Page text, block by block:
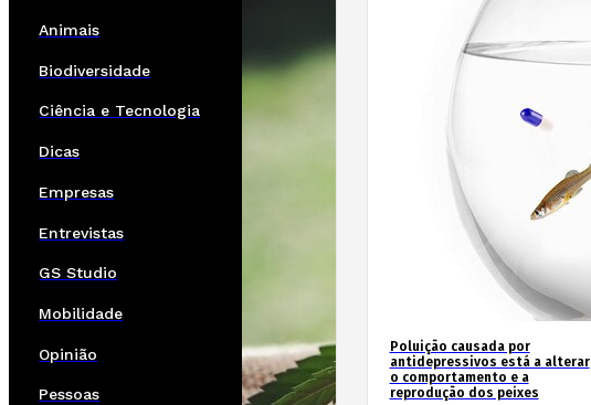
Animais
Biodiversidade
Ciência e Tecnologia
Dicas
Empresas
Entrevistas
GS Studio
Mobilidade
Opinião
Pessoas
Poluição causada por
antidepressivos está a alterar
o comportamento e a
reprodução dos peixes